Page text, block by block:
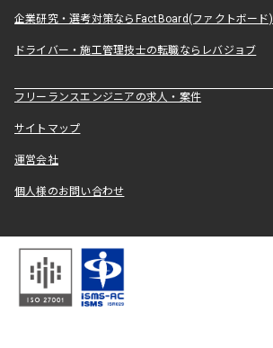
企業研究・選考対策ならFactBoard(ファクトボード)
ドライバー・施工管理技士の転職ならレバジョブ
フリーランスエンジニアの求人・案件
サイトマップ
運営会社
個人様のお問い合わせ